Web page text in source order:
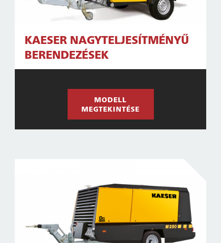
KAESER NAGYTELJESÍTMÉNYŰ
BERENDEZÉSEK
MODELL
MEGTEKINTÉSE